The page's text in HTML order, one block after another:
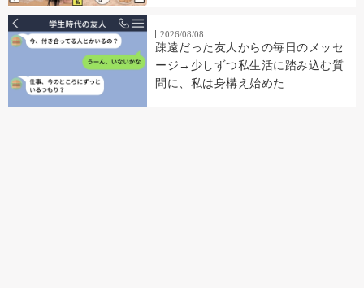
2026/08/08
疎遠だった友人からの毎日のメッセ
ージ→少しずつ私生活に踏み込む質
問に、私は身構え始めた